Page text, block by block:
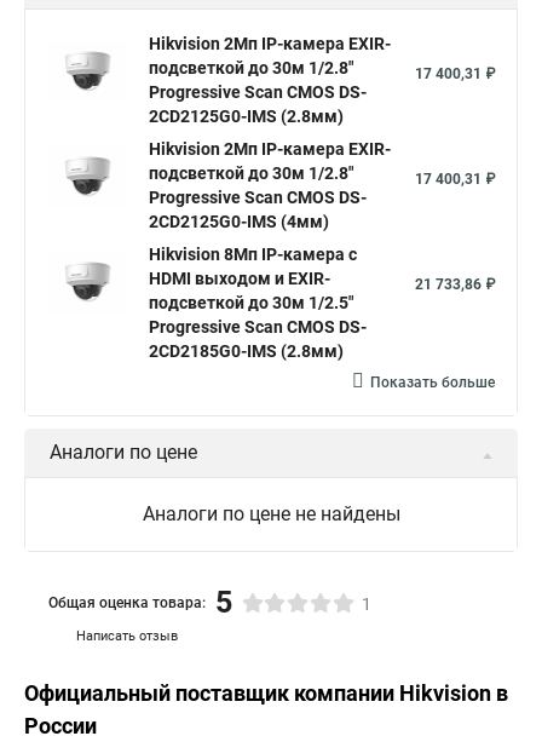
Уличная камера Hikvision ip camera
Hikvision поворотная камера Hikvision купольная
Нikvision микрофон Hikvision поворотная
Hikvision порты
Hikvision 2Мп IP-камера EXIR-
подсветкой до 30м 1/2.8"
Progressive Scan CMOS DS-
2CD2125G0-IMS (2.8мм)
17 400,31 ₽
Hikvision 2Мп IP-камера EXIR-
подсветкой до 30м 1/2.8"
Progressive Scan CMOS DS-
2CD2125G0-IMS (4мм)
17 400,31 ₽
Hikvision 8Мп IP-камера с
HDMI выходом и EXIR-
подсветкой до 30м 1/2.5"
Progressive Scan CMOS DS-
2CD2185G0-IMS (2.8мм)
21 733,86 ₽
Показать больше
Аналоги по цене
Аналоги по цене не найдены
Написать отзыв
Общая оценка товара: 5 1
Официальный поставщик компании Hikvision в
России